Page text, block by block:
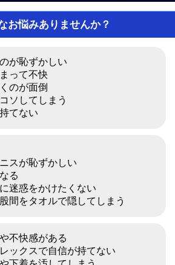
お悩みありませんか？
が恥ずかしい
って不快
のが面倒
ソしてしまう
てない
スが恥ずかしい
る
迷惑をかけたくない
間をタオルで隠してしまう
不快感がある
ックスで自信が持てない